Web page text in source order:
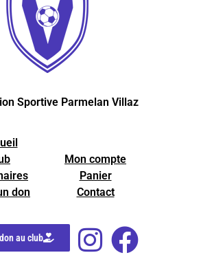
Sportive Parmelan Villaz
don
Mon compte
Panier
Contact
au club